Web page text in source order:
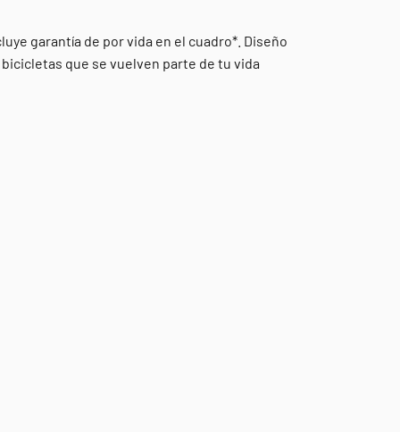
garantía de por vida en el cuadro*. Diseño
que se vuelven parte de tu vida